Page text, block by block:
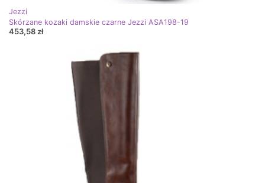
Jezzi
Skórzane kozaki damskie czarne Jezzi ASA198-19
453,58 zł